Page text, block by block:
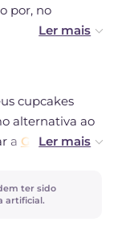
por, no
sem
cupcakes
alternativa ao
a Glacê real
ter sido
artificial.